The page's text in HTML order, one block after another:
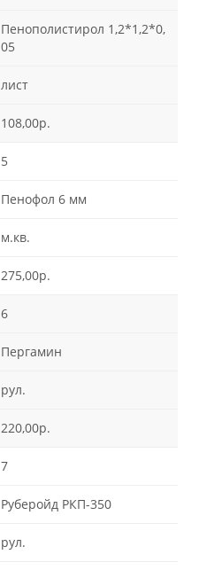
Пенополистирол 1,2*1,2*0,
05
лист
108,00р.
5
Пенофол 6 мм
м.кв.
275,00р.
6
Пергамин
рул.
220,00р.
7
Руберойд РКП-350
рул.